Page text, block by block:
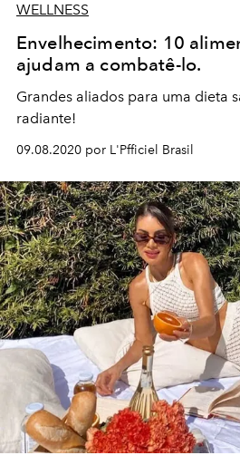
WELLNESS
Envelhecimento: 10
ajudam a combatê-lo.
Grandes aliados para uma dieta
radiante!
09.08.2020 por L'Pfficiel Brasil